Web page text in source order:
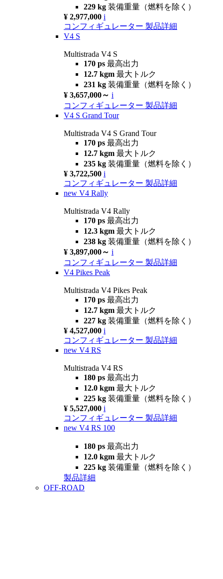
229 kg 装備重量（燃料を除く）
¥ 2,977,000 i
コンフィギュレーター 製品詳細
V4 S
Multistrada V4 S
170 ps 最高出力
12.7 kgm 最大トルク
231 kg 装備重量（燃料を除く）
¥ 3,657,000～ i
コンフィギュレーター 製品詳細
V4 S Grand Tour
Multistrada V4 S Grand Tour
170 ps 最高出力
12.7 kgm 最大トルク
235 kg 装備重量（燃料を除く）
¥ 3,722,500 i
コンフィギュレーター 製品詳細
new V4 Rally
Multistrada V4 Rally
170 ps 最高出力
12.3 kgm 最大トルク
238 kg 装備重量（燃料を除く）
¥ 3,897,000～ i
コンフィギュレーター 製品詳細
V4 Pikes Peak
Multistrada V4 Pikes Peak
170 ps 最高出力
12.7 kgm 最大トルク
227 kg 装備重量（燃料を除く）
¥ 4,527,000 i
コンフィギュレーター 製品詳細
new V4 RS
Multistrada V4 RS
180 ps 最高出力
12.0 kgm 最大トルク
225 kg 装備重量（燃料を除く）
¥ 5,527,000 i
コンフィギュレーター 製品詳細
new V4 RS 100
180 ps 最高出力
12.0 kgm 最大トルク
225 kg 装備重量（燃料を除く）
製品詳細
OFF-ROAD